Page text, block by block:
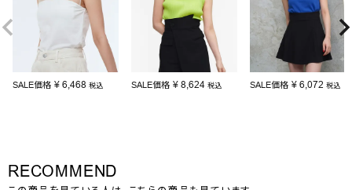
SALE価格 ¥ 6,468 税込 SALE価格 ¥ 8,624 税込 SALE価格 ¥ 6,072 税込
RECOMMEND